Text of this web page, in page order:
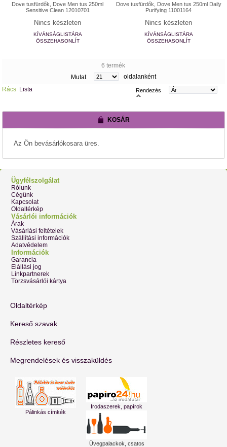
Dove tusfürdők, Dove Men tus 250ml
Sensitive Clean 12010701
Nincs készleten
KÍVÁNSÁGLISTÁRA
ÖSSZEHASONLÍT
Dove tusfürdők, Dove Men tus 250ml Daily
Purifying 11001164
Nincs készleten
KÍVÁNSÁGLISTÁRA
ÖSSZEHASONLÍT
6 termék
Mutat
oldalanként
Rács Lista Rendezés
KOSÁR
Az Ön bevásárlókosara üres.
Ügyfélszolgálat
Rólunk
Cégünk
Kapcsolat
Oldaltérkép
Vásárlói információk
Árak
Vásárlási feltételek
Szállítási információk
Adatvédelem
Információk
Garancia
Elállási jog
Linkpartnerek
Törzsvásárlói kártya
Oldaltérkép
Kereső szavak
Részletes kereső
Megrendelések és visszaküldés
Pálinkás címkék
Irodaszerek, papírok
Üvegpalackok, csatos